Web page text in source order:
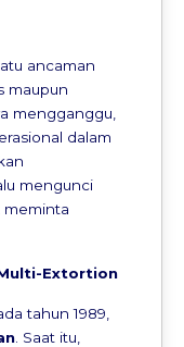
ancaman
maupun
mengganggu,
dalam
mengunci
meminta
Extortion
tahun 1989,
. Saat itu,